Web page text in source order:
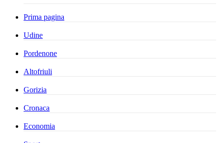
Prima pagina
Udine
Pordenone
Altofriuli
Gorizia
Cronaca
Economia